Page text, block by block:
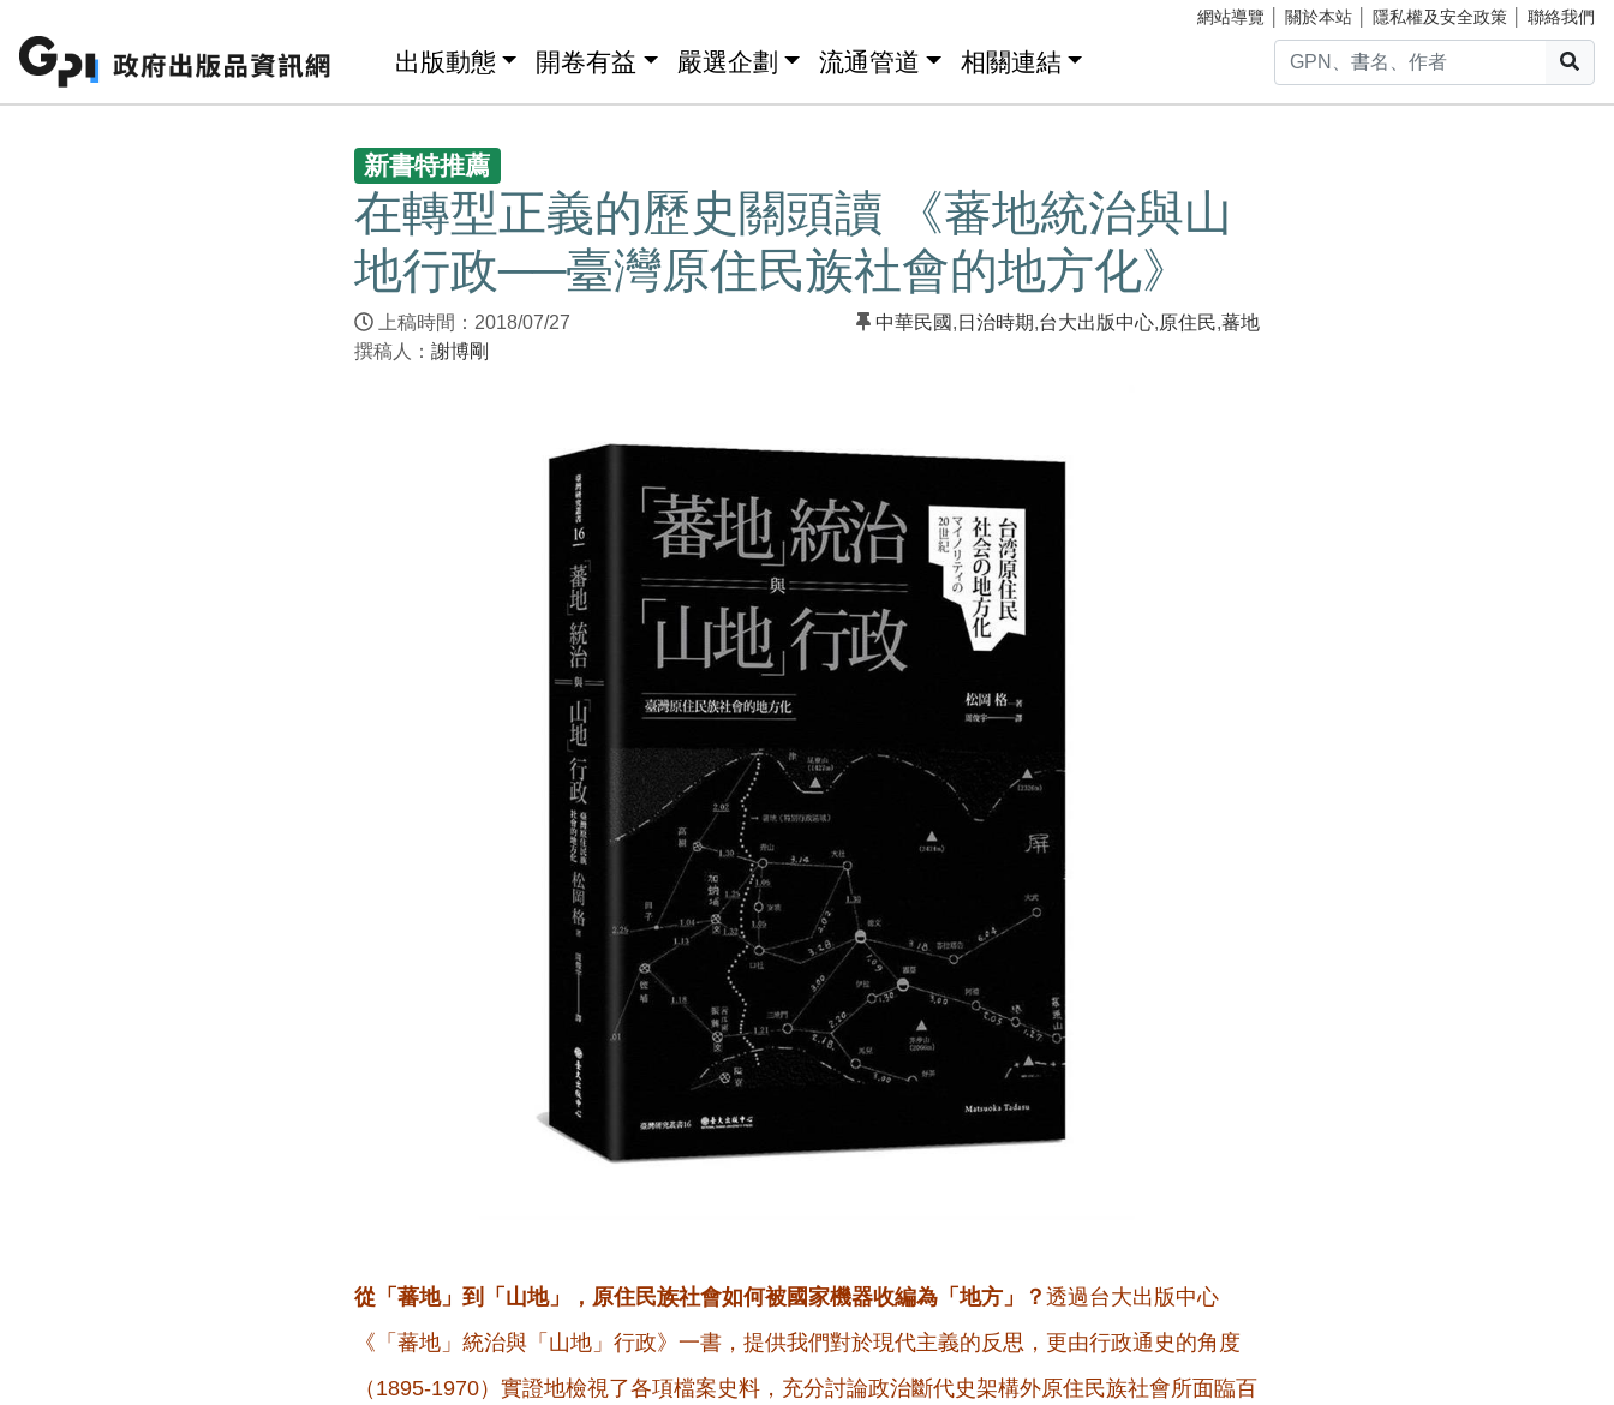
網站導覽 關於本站 隱私權及安全政策 聯絡我們
出版動態 開卷有益 嚴選企劃 流通管道 相關連結
新書特推薦
在轉型正義的歷史關頭讀 《蕃地統治與山
地行政──臺灣原住民族社會的地方化》
上稿時間：2018/07/27
撰稿人： 謝博剛
中華民國 , 日治時期,台大出版中心,原住民,蕃地
從「蕃地」到「山地」，原住民族社會如何被國家機器收編為「地方」？ 透過台大出版中心
《「蕃地」統治與「山地」行政》一書，提供我們對於現代主義的反思，更由行政通史的角度
（1895-1970）實證地檢視了各項檔案史料，充分討論政治斷代史架構外原住民族社會所面臨百